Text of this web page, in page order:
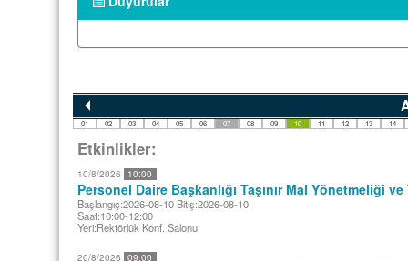
01 02 03 04 05 06 07 08 09 10 11 12 13 14
Etkinlikler:
10/8/2026 10:00
Personel Daire Başkanlığı Taşınır Mal Yönetmeliği
Başlangıç:2026-08-10 Bitiş:2026-08-10
Saat:10:00-12:00
Yeri:Rektörlük Konf. Salonu
20/8/2026 09:00